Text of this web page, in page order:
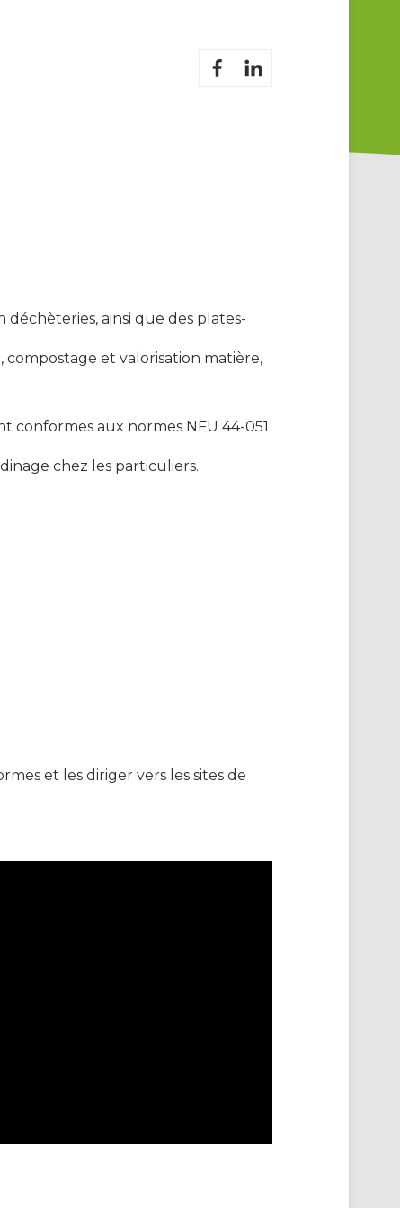
déchèteries, ainsi que des plates-
et valorisation matière,
conformes aux normes NFU 44-051
chez les particuliers.
et les diriger vers les sites de